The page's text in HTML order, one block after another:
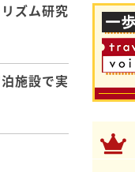
ズム研究
施設で実